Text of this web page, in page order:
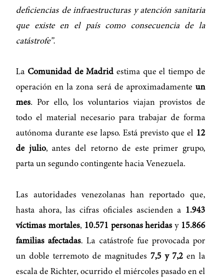
deficiencias de infraestructuras y atención sanitaria
que existe en el país como consecuencia de la
catástrofe”.
LaComunidad de Madrid estima que el tiempo de
operación en la zona será de aproximadamente un
mes. Por ello, los voluntarios viajan provistos de
todo el material necesario para trabajar de forma
autónoma durante ese lapso. Está previsto que el 12
de julio, antes del retorno de este primer grupo,
parta un segundo contingente hacia Venezuela.
Las autoridades venezolanas han reportado que,
hasta ahora, las cifras oficiales ascienden a
1.943
víctimas mortales, 10.571 personas heridas y 15.866
familias afectadas. La catástrofe fue provocada por
un doble terremoto de magnitudes 7,5 y 7,2en la
escala de Richter, ocurrido el miércoles pasado en el